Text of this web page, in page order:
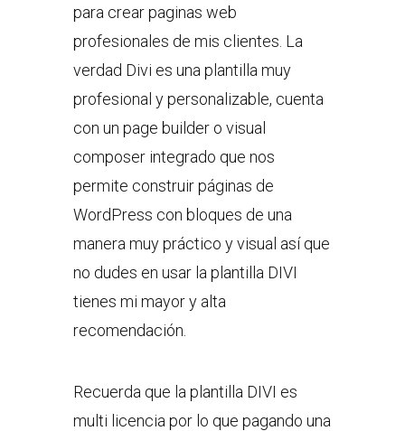
para crear paginas web
profesionales de mis clientes. La
verdad Divi es una plantilla muy
profesional y personalizable, cuenta
con un page builder o visual
composer integrado que nos
permite construir páginas de
WordPress con bloques de una
manera muy práctico y visual así que
no dudes en usar la plantilla DIVI
tienes mi mayor y alta
recomendación.
Recuerda que la plantilla DIVI es
multi licencia por lo que pagando una